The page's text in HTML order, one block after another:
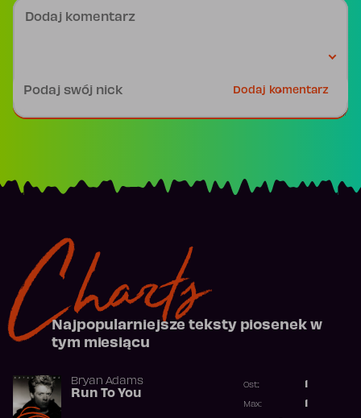
Dodaj komentarz
Dodaj komentarz
Charts
Najpopularniejsze teksty piosenek w
tym miesiącu
Bryan Adams
Run To You
Ost.:
Max: